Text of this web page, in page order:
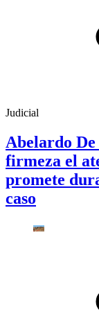
Judicial
Abelardo
firmeza el
promete
caso